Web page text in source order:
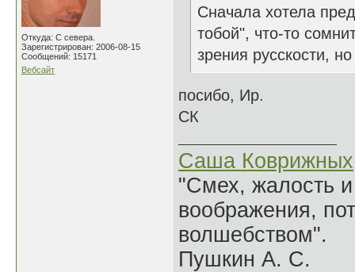
Откуда: С севера.
Зарегистрирован: 2006-08-15
Сообщений: 15171
Вебсайт
Сначала хотела
тобой", что-то
зрения русскости,
посибо, Ир.
СК
Саша Коврижных
"Смех, жалость
воображения,
волшебством".
Пушкин А. С.